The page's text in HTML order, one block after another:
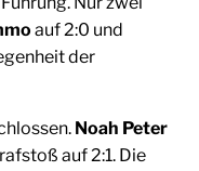
auf 2:0 und
der
Noah Peter
auf 2:1. Die